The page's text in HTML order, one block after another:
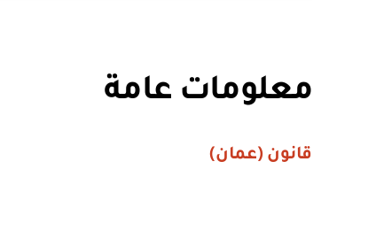
معلومات عامة
قانون (عمان)